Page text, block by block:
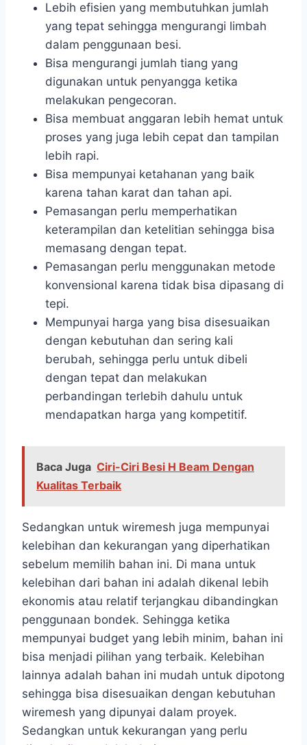
Lebih efisien yang membutuhkan jumlah
yang tepat sehingga mengurangi limbah
dalam penggunaan besi.
Bisa mengurangi jumlah tiang yang
digunakan untuk penyangga ketika
melakukan pengecoran.
Bisa membuat anggaran lebih hemat untuk
proses yang juga lebih cepat dan tampilan
lebih rapi.
Bisa mempunyai ketahanan yang baik
karena tahan karat dan tahan api.
Pemasangan perlu memperhatikan
keterampilan dan ketelitian sehingga bisa
memasang dengan tepat.
Pemasangan perlu menggunakan metode
konvensional karena tidak bisa dipasang di
tepi.
Mempunyai harga yang bisa disesuaikan
dengan kebutuhan dan sering kali
berubah, sehingga perlu untuk dibeli
dengan tepat dan melakukan
perbandingan terlebih dahulu untuk
mendapatkan harga yang kompetitif.
Baca Juga Ciri-Ciri Besi H Beam Dengan
Kualitas Terbaik
Sedangkan untuk wiremesh juga mempunyai
kelebihan dan kekurangan yang diperhatikan
sebelum memilih bahan ini. Di mana untuk
kelebihan dari bahan ini adalah dikenal lebih
ekonomis atau relatif terjangkau dibandingkan
penggunaan bondek. Sehingga ketika
mempunyai budget yang lebih minim, bahan ini
bisa menjadi pilihan yang terbaik. Kelebihan
lainnya adalah bahan ini mudah untuk dipotong
sehingga bisa disesuaikan dengan kebutuhan
wiremesh yang dipunyai dalam proyek.
Sedangkan untuk kekurangan yang perlu